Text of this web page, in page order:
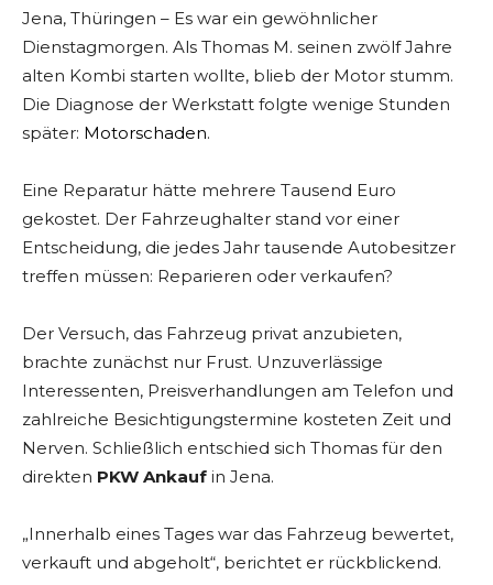
Jena, Thüringen – Es war ein gewöhnlicher
Dienstagmorgen. Als Thomas M. seinen zwölf Jahre
alten Kombi starten wollte, blieb der Motor stumm.
Die Diagnose der Werkstatt folgte wenige Stunden
später: Motorschaden.
Eine Reparatur hätte mehrere Tausend Euro
gekostet. Der Fahrzeughalter stand vor einer
Entscheidung, die jedes Jahr tausende Autobesitzer
treffen müssen: Reparieren oder verkaufen?
Der Versuch, das Fahrzeug privat anzubieten,
brachte zunächst nur Frust. Unzuverlässige
Interessenten, Preisverhandlungen am Telefon und
zahlreiche Besichtigungstermine kosteten Zeit und
Nerven. Schließlich entschied sich Thomas für den
direkten PKW Ankauf in Jena.
„Innerhalb eines Tages war das Fahrzeug bewertet,
verkauft und abgeholt“, berichtet er rückblickend.